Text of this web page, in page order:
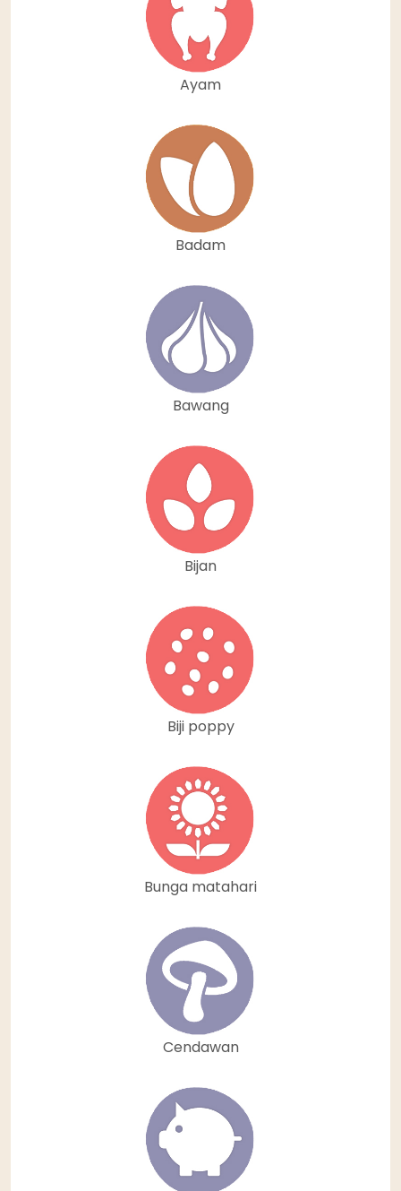
Ayam
Badam
Bawang
Bijan
Biji poppy
Bunga matahari
Cendawan